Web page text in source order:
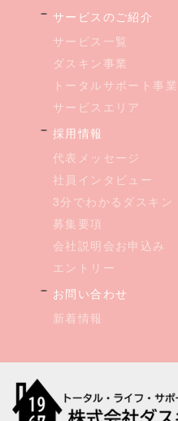
サービスのご紹介
サービス一覧
ダスキン事業
トータルサポート事業
サービスエリア
採用情報
代表メッセージ
社員インタビュー
3分でわかるダスキン
募集要項
会社説明会お申込み
エントリー
お問い合わせ
新着情報